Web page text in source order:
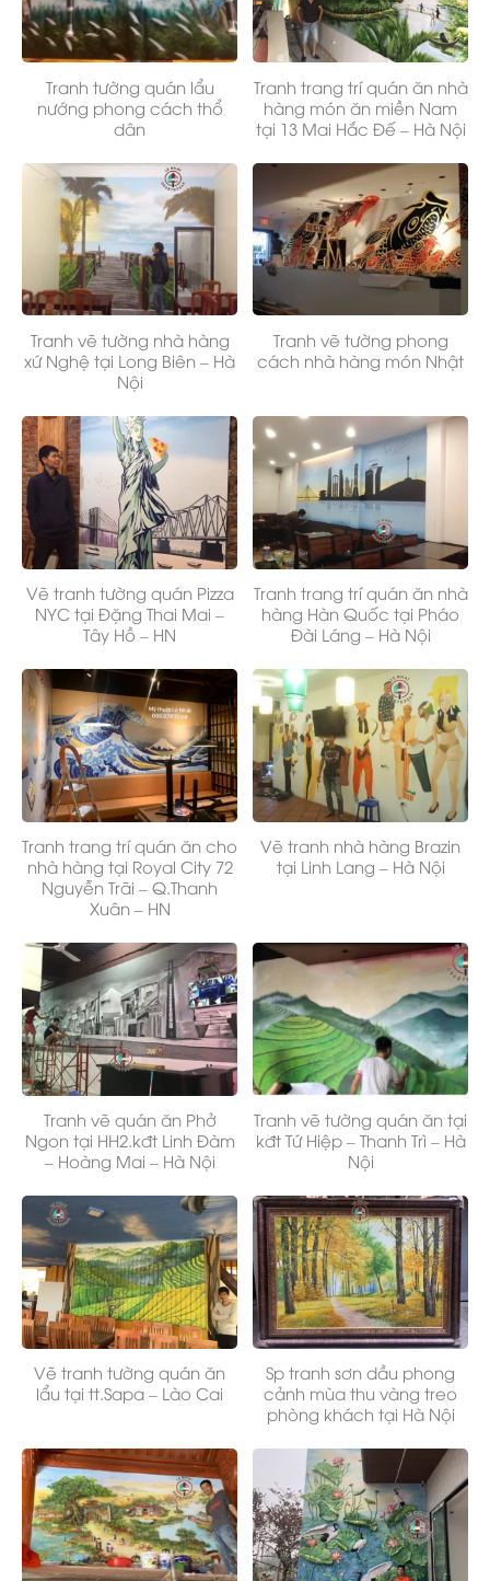
Tranh tường quán lẩu
nướng phong cách thổ
dân
Tranh trang trí quán ăn nhà
hàng món ăn miền Nam
tại 13 Mai Hắc Đế – Hà Nội
Tranh vẽ tường nhà hàng
xứ Nghệ tại Long Biên – Hà
Nội
Tranh vẽ tường phong
cách nhà hàng món Nhật
Vẽ tranh tường quán Pizza
NYC tại Đặng Thai Mai –
Tây Hồ – HN
Tranh trang trí quán ăn nhà
hàng Hàn Quốc tại Pháo
Đài Láng – Hà Nội
Tranh trang trí quán ăn cho
nhà hàng tại Royal City 72
Nguyễn Trãi – Q.Thanh
Xuân – HN
Vẽ tranh nhà hàng Brazin
tại Linh Lang – Hà Nội
Tranh vẽ quán ăn Phở
Ngon tại HH2.kđt Linh Đàm
– Hoàng Mai – Hà Nội
Tranh vẽ tường quán ăn tại
kđt Tứ Hiệp – Thanh Trì – Hà
Nội
Vẽ tranh tường quán ăn
lẩu tại tt.Sapa – Lào Cai
Sp tranh sơn dầu phong
cảnh mùa thu vàng treo
phòng khách tại Hà Nội